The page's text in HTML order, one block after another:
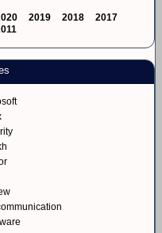
2019 2018
2017